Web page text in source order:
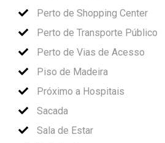
Perto de Shopping Center
Perto de Transporte Público
Perto de Vias de Acesso
Piso de Madeira
Próximo a Hospitais
Sacada
Sala de Estar